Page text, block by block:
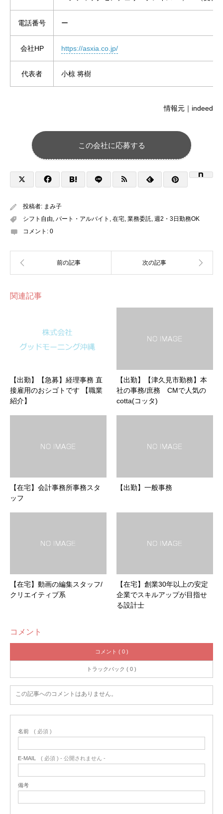
電話番号 ー
会社HP https://asxia.co.jp/
代表者 小椋 将樹
情報元｜indeed
この会社に応募する
投稿者: まみ子
シフト自由, パート・アルバイト , 在宅, 業務委託, 週2・3日勤務OK
コメント: 0
関連記事
【出勤】【急募】経理事務 直
接雇用のおシゴトです 【職業
紹介】
【出勤】【津久見市勤務】本
社の事務/庶務 CMで人気の
cotta(コッタ)
【在宅】会計事務所事務スタ
ッフ
【出勤】一般事務
【在宅】動画の編集スタッフ/
クリエイティブ系
【在宅】創業30年以上の安定
企業でスキルアップが目指せ
る設計士
コメント
コメント ( 0 )
トラックバック ( 0 )
この記事へのコメントはありません。
名前 ( 必須 )
E-MAIL ( 必須 ) - 公開されません -
備考